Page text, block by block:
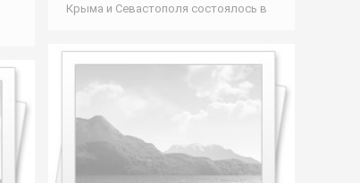
Крыма и Севастополя состоялось в